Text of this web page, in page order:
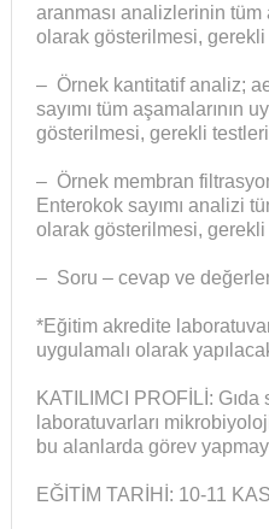
aranması analizlerinin tüm
olarak gösterilmesi, gerekli
– Örnek kantitatif analiz;
sayımı tüm aşamalarının
gösterilmesi, gerekli
– Örnek membran
Enterokok sayımı analizi
olarak gösterilmesi, gerekli
– Soru – cevap ve
*Eğitim akredite
uygulamalı olarak
KATILIMCI PROFİLİ: Gıda
laboratuvarları
bu alanlarda görev
EĞİTİM TARİHİ: 10-11